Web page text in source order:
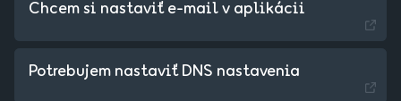
Chcem si nastaviť e-mail v aplikácii
Potrebujem nastaviť DNS nastavenia